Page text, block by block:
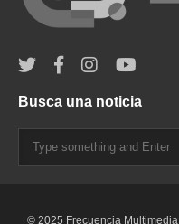
Busca una noticia
© 2025 Frecuencia Multimedia